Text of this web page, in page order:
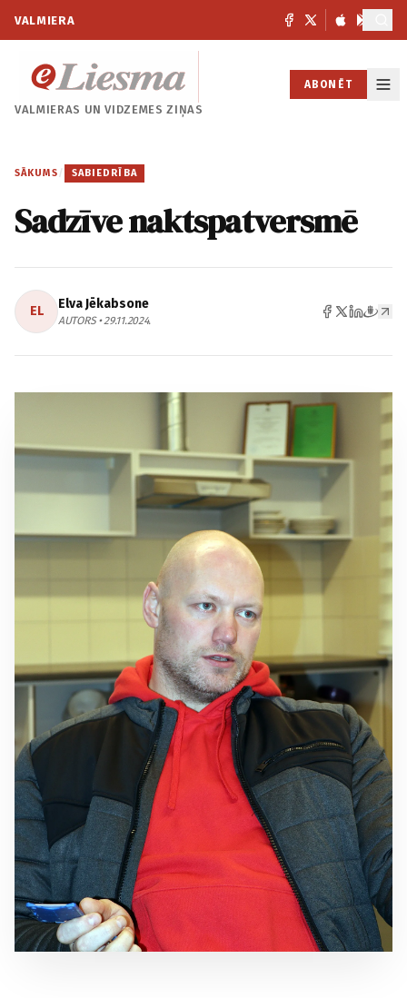
VALMIERA
VALMIERAS UNVIDZEMES ZIŅAS
ABONĒT
SĀKUMS / SABIEDRĪBA
Sadzīve naktspatversmē
EL Elva Jēkabsone
AUTORS • 29.11.2024.